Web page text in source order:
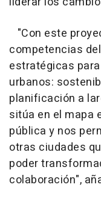
"Con este
competencias
estratégicas
urbanos:
planificación a
sitúa en el mapa
pública y nos
otras ciudades
poder
colaboración",